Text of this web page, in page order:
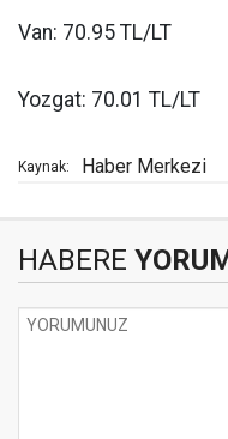
Van: 70.95 TL/LT
Yozgat: 70.01 TL/LT
Kaynak: Haber Merkezi
HABERE